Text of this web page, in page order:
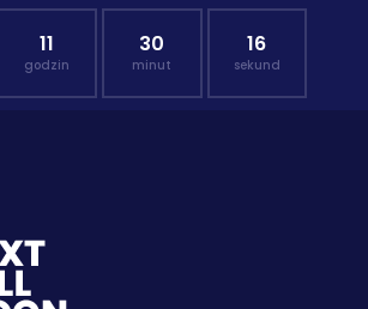
11
godzin
30
minut
14
sekund